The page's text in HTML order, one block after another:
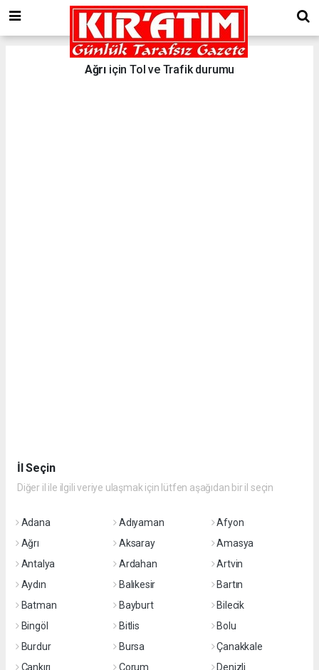
Ağrı için Tol ve Trafik durumu
İl Seçin
Diğer il ile ilgili veriye ulaşmak için lütfen aşağıdan bir il seçin
Adana Adıyaman
Afyon
Ağrı
Aksaray
Amasya
Antalya
Ardahan
Artvin
Aydın
Balıkesir
Bartın
Batman
Bayburt
Bilecik
Bingöl
Bitlis
Bolu
Burdur
Bursa
Çanakkale
Çankırı
Çorum
Denizli